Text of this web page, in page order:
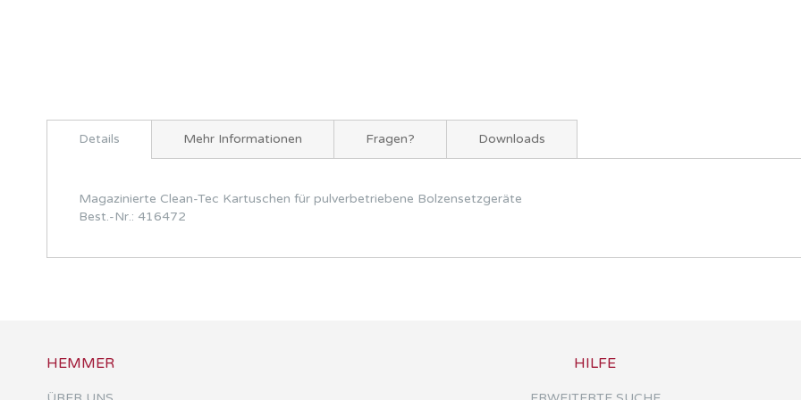
Anfang
Details
Magazinierte Clean-Tec Kartuschen für pulverbetriebene Bolzensetzgeräte
Best.-Nr.: 416472
Mehr Informationen Fragen? Downloads
HEMMER HILFE